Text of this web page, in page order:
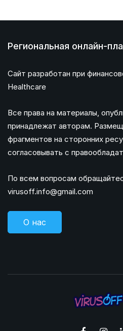
Региональная онлайн-
Сайт разработан при
Healthcare
Все права на материалы,
принадлежат авторам.
фрагментов на сторонних
согласовывать с
По всем вопросам
virusoff.info@gmail.com
О нас